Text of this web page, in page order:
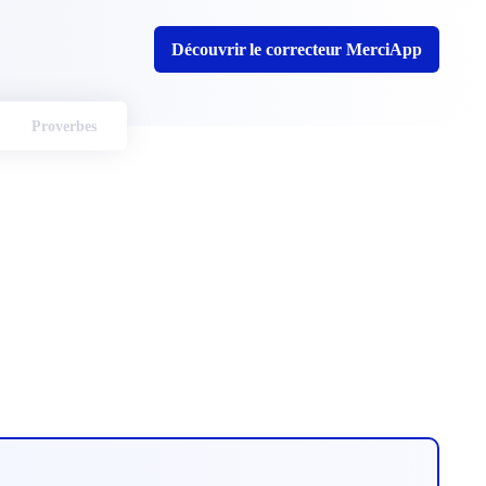
Découvrir le correcteur MerciApp
Proverbes